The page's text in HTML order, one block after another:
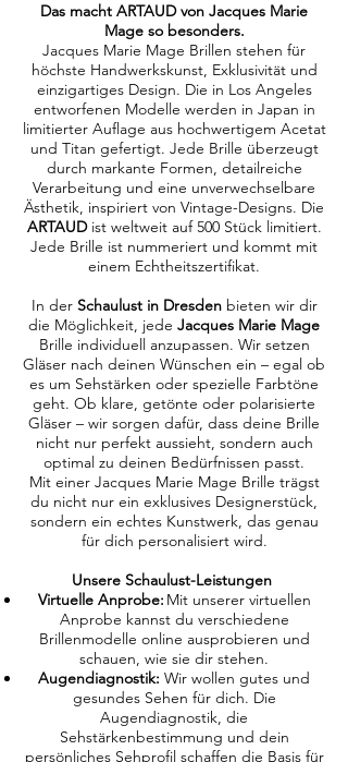
Das macht ARTAUD von Jacques Marie
Mage so besonders.
Jacques Marie Mage Brillen stehen für
höchste Handwerkskunst, Exklusivität und
einzigartiges Design. Die in Los Angeles
entworfenen Modelle werden in Japan in
limitierter Auflage aus hochwertigem Acetat
und Titan gefertigt. Jede Brille überzeugt
durch markante Formen, detailreiche
Verarbeitung und eine unverwechselbare
Ästhetik, inspiriert von Vintage-Designs. Die
ARTAUDist weltweit auf 500 Stück limitiert.
Jede Brille ist nummeriert und kommt mit
einem Echtheitszertifikat.
In der Schaulust in Dresdenbieten wir dir
die Möglichkeit, jede Jacques Marie Mage
Brille individuell anzupassen. Wir setzen
Gläser nach deinen Wünschen ein – egal ob
es um Sehstärken oder spezielle Farbtöne
geht. Ob klare, getönte oder polarisierte
Gläser – wir sorgen dafür, dass deine Brille
nicht nur perfekt aussieht, sondern auch
optimal zu deinen Bedürfnissen passt.
Mit einer Jacques Marie Mage Brille trägst
du nicht nur ein exklusives Designerstück,
sondern ein echtes Kunstwerk, das genau
für dich personalisiert wird.
Unsere Schaulust-Leistungen
Virtuelle Anprobe: Mit unserer virtuellen
Anprobe kannst du verschiedene
Brillenmodelle online ausprobieren und
schauen, wie sie dir stehen.
Augendiagnostik: Wir wollen gutes und
gesundes Sehen für dich. Die
Augendiagnostik, die
Sehstärkenbestimmung und dein
persönliches Sehprofil schaffen die Basis für